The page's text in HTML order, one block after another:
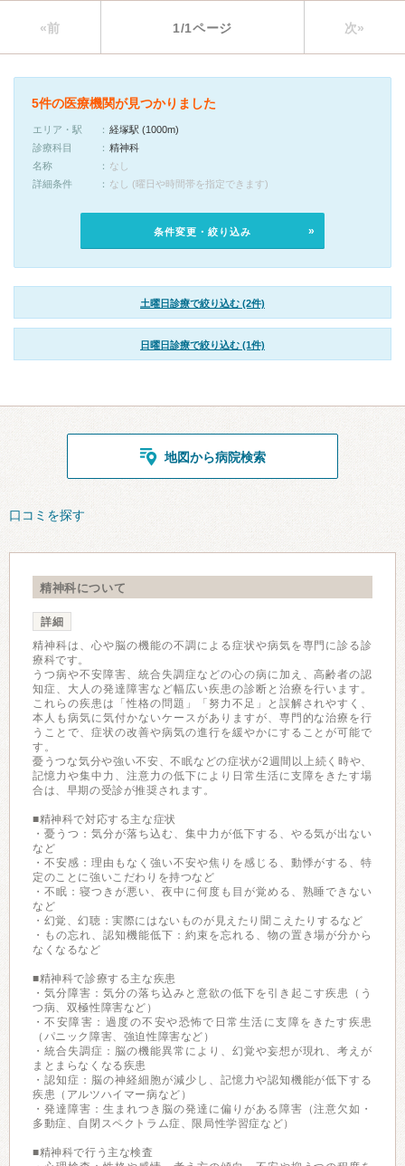
«前 1/1ページ 次»
5件の医療機関が見つかりました
エリア・駅
経塚駅 (1000m)
診療科目
精神科
名称
なし
詳細条件
なし (曜日や時間帯を指定できます)
条件変更・絞り込み
土曜日診療で絞り込む (2件)
日曜日診療で絞り込む (1件)
地図から病院検索
口コミを探す
精神科について
詳細
精神科は、心や脳の機能の不調による症状や病気を専門に診る診
療科です。
うつ病や不安障害、統合失調症などの心の病に加え、高齢者の認
知症、大人の発達障害など幅広い疾患の診断と治療を行います。
これらの疾患は「性格の問題」「努力不足」と誤解されやすく、
本人も病気に気付かないケースがありますが、専門的な治療を行
うことで、症状の改善や病気の進行を緩やかにすることが可能で
す。
憂うつな気分や強い不安、不眠などの症状が2週間以上続く時や、
記憶力や集中力、注意力の低下により日常生活に支障をきたす場
合は、早期の受診が推奨されます。
■精神科で対応する主な症状
・憂うつ：気分が落ち込む、集中力が低下する、やる気が出ない
など
・不安感：理由もなく強い不安や焦りを感じる、動悸がする、特
定のことに強いこだわりを持つなど
・不眠：寝つきが悪い、夜中に何度も目が覚める、熟睡できない
など
・幻覚、幻聴：実際にはないものが見えたり聞こえたりするなど
・もの忘れ、認知機能低下：約束を忘れる、物の置き場が分から
なくなるなど
■精神科で診療する主な疾患
・気分障害：気分の落ち込みと意欲の低下を引き起こす疾患（う
つ病、双極性障害など）
・不安障害：過度の不安や恐怖で日常生活に支障をきたす疾患
（パニック障害、強迫性障害など）
・統合失調症：脳の機能異常により、幻覚や妄想が現れ、考えが
まとまらなくなる疾患
・認知症：脳の神経細胞が減少し、記憶力や認知機能が低下する
疾患（アルツハイマー病など）
・発達障害：生まれつき脳の発達に偏りがある障害（注意欠如・
多動症、自閉スペクトラム症、限局性学習症など）
■精神科で行う主な検査